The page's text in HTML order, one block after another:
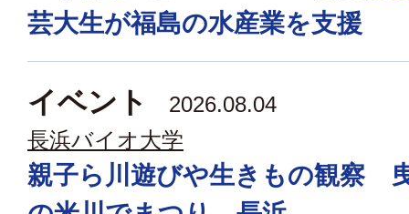
芸大生が福島の水産業を支援
イベント
2026.08.04
長浜バイオ大学
親子ら川遊びや生きもの観察